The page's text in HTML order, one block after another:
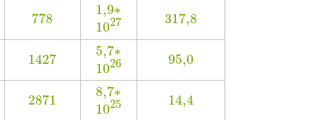
778
1,9∗
1027 317,8
1427
5,7∗
1026 95,0
2871
8,7∗
1025 14,4